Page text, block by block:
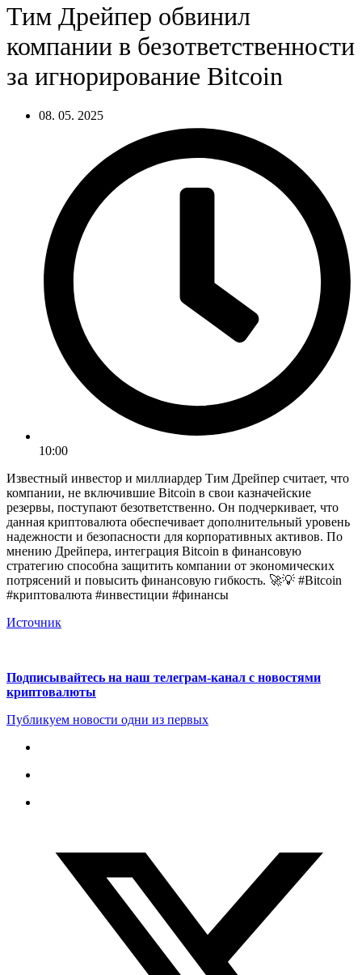
Тим Дрейпер обвинил
компании в безответственности
за игнорирование Bitcoin
08. 05. 2025
10:00
Известный инвестор и миллиардер Тим Дрейпер считает, что
компании, не включившие Bitcoin в свои казначейские
резервы, поступают безответственно. Он подчеркивает, что
данная криптовалюта обеспечивает дополнительный уровень
надежности и безопасности для корпоративных активов. По
мнению Дрейпера, интеграция Bitcoin в финансовую
стратегию способна защитить компании от экономических
потрясений и повысить финансовую гибкость. 🚀💡 #Bitcoin
#криптовалюта #инвестиции #финансы
Источник
Подписывайтесь на наш телеграм-канал с новостями
криптовалюты
Публикуем новости одни из первых